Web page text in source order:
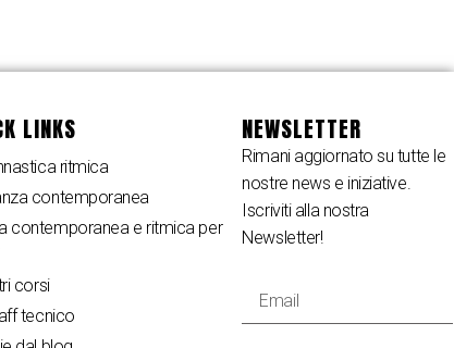
LINKS
ritmica
contemporanea
contemporanea e ritmica per
corsi
tecnico
NEWSLETTER
Rimani aggiornato su tutte le
nostre news e iniziative.
Iscriviti alla nostra
Newsletter!